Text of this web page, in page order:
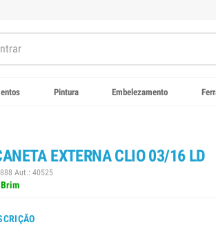
Pintura Embelezamento
EXTERNA CLIO 03/16 LD
Aut.: 40525
Brim